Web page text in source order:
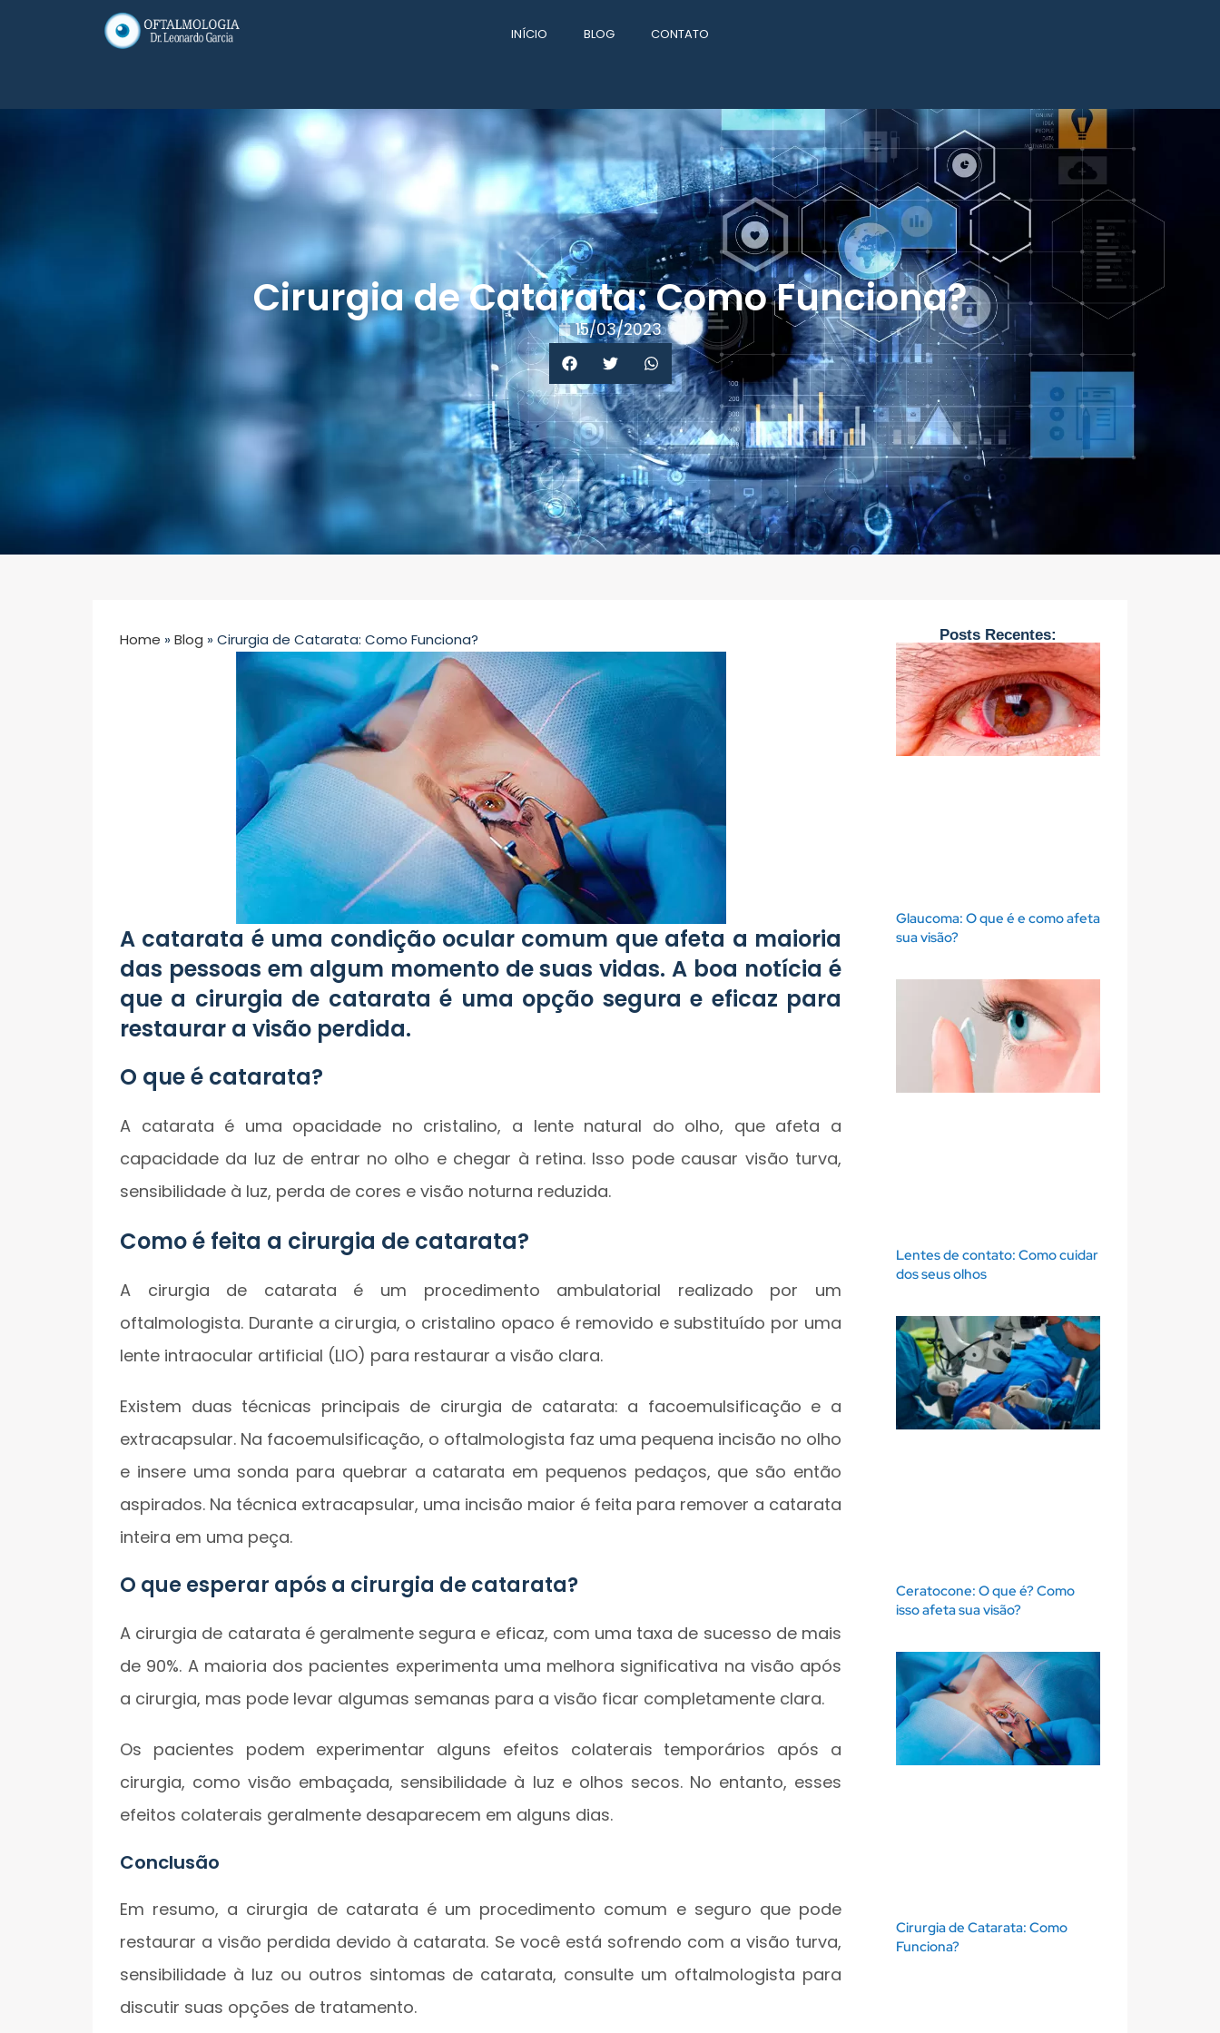
INÍCIO BLOG CONTATO
Cirurgia de Catarata: Como Funciona?
15/03/2023
Home » Blog » Cirurgia de Catarata: Como Funciona?
A catarata é uma condição ocular comum que afeta a maioria
das pessoas em algum momento de suas vidas. A boa notícia é
que a cirurgia de catarata é uma opção segura e eficaz para
restaurar a visão perdida.
O que é catarata?
A catarata é uma opacidade no cristalino, a lente natural do olho, que afeta a
capacidade da luz de entrar no olho e chegar à retina. Isso pode causar visão turva,
sensibilidade à luz, perda de cores e visão noturna reduzida.
Como é feita a cirurgia de catarata?
A cirurgia de catarata é um procedimento ambulatorial realizado por um
oftalmologista. Durante a cirurgia, o cristalino opaco é removido e substituído por uma
lente intraocular artificial (LIO) para restaurar a visão clara.
Existem duas técnicas principais de cirurgia de catarata: a facoemulsificação e a
extracapsular. Na facoemulsificação, o oftalmologista faz uma pequena incisão no olho
e insere uma sonda para quebrar a catarata em pequenos pedaços, que são então
aspirados. Na técnica extracapsular, uma incisão maior é feita para remover a catarata
inteira em uma peça.
O que esperar após a cirurgia de catarata?
A cirurgia de catarata é geralmente segura e eficaz, com uma taxa de sucesso de mais
de 90%. A maioria dos pacientes experimenta uma melhora significativa na visão após
a cirurgia, mas pode levar algumas semanas para a visão ficar completamente clara.
Os pacientes podem experimentar alguns efeitos colaterais temporários após a
cirurgia, como visão embaçada, sensibilidade à luz e olhos secos. No entanto, esses
efeitos colaterais geralmente desaparecem em alguns dias.
Conclusão
Em resumo, a cirurgia de catarata é um procedimento comum e seguro que pode
restaurar a visão perdida devido à catarata. Se você está sofrendo com a visão turva,
sensibilidade à luz ou outros sintomas de catarata, consulte um oftalmologista para
discutir suas opções de tratamento.
Posts Recentes:
Glaucoma: O que é e como afeta
sua visão?
Lentes de contato: Como cuidar
dos seus olhos
Ceratocone: O que é? Como
isso afeta sua visão?
Cirurgia de Catarata: Como
Funciona?